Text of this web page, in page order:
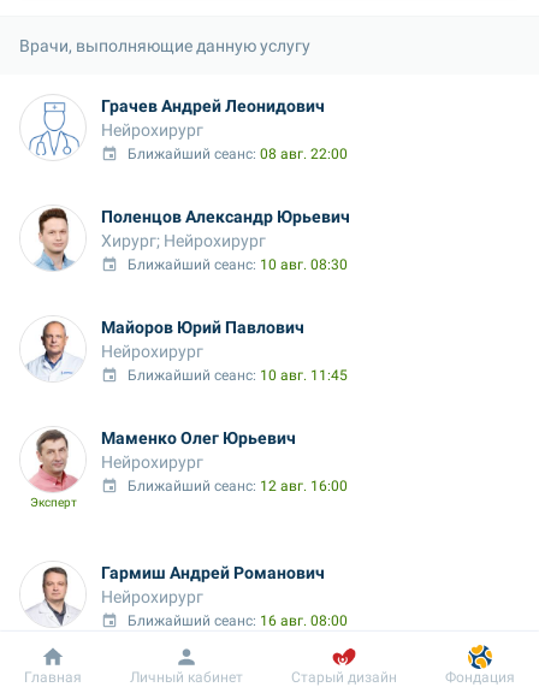
Врачи, выполняющие данную услугу
Грачев Андрей Леонидович
Нейрохирург
Ближайший сеанс: 08 авг. 22:00
Поленцов Александр Юрьевич
Хирург; Нейрохирург
Ближайший сеанс: 10 авг. 08:30
Майоров Юрий Павлович
Нейрохирург
Ближайший сеанс: 10 авг. 11:45
Эксперт
Маменко Олег Юрьевич
Нейрохирург
Ближайший сеанс: 12 авг. 16:00
Гармиш Андрей Романович
Нейрохирург
Ближайший сеанс: 16 авг. 08:00
Онлайн с:
Добробут Информация Пациенту
Главная Личный кабинет Старый дизайн Фондация